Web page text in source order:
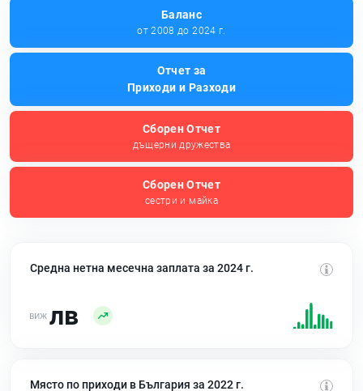
Баланс
от 2008 до 2024 г.
Отчет за
Приходи и Разходи
Сборен Отчет
дъщерни дружества
Сборен Отчет
сестри и майка
Средна нетна месечна заплата за 2024 г.
лв
Място по приходи в България за 2022 г.